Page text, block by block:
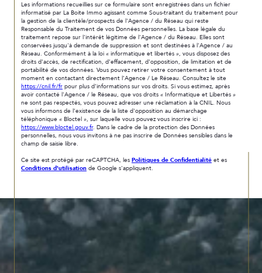
Les informations recueillies sur ce formulaire sont enregistrées dans un fichier
informatisé par La Boite Immo agissant comme Sous-traitant du traitement pour
la gestion de la clientèle/prospects de l'Agence / du Réseau qui reste
Responsable du Traitement de vos Données personnelles. La base légale du
traitement repose sur l'intérêt légitime de l'Agence / du Réseau. Elles sont
conservées jusqu'à demande de suppression et sont destinées à l'Agence / au
Réseau. Conformément à la loi « informatique et libertés », vous disposez des
droits d’accès, de rectification, d’effacement, d’opposition, de limitation et de
portabilité de vos données. Vous pouvez retirer votre consentement à tout
moment en contactant directement l’Agence / Le Réseau. Consultez le site
https://cnil.fr/fr pour plus d’informations sur vos droits. Si vous estimez, après
avoir contacté l'Agence / le Réseau, que vos droits « Informatique et Libertés »
ne sont pas respectés, vous pouvez adresser une réclamation à la CNIL. Nous
vous informons de l’existence de la liste d'opposition au démarchage
téléphonique « Bloctel », sur laquelle vous pouvez vous inscrire ici :
https://www.bloctel.gouv.fr. Dans le cadre de la protection des Données
personnelles, nous vous invitons à ne pas inscrire de Données sensibles dans le
champ de saisie libre.
Ce site est protégé par reCAPTCHA, les Politiques de Confidentialité et es
Conditions d'utilisation de Google s'appliquent.